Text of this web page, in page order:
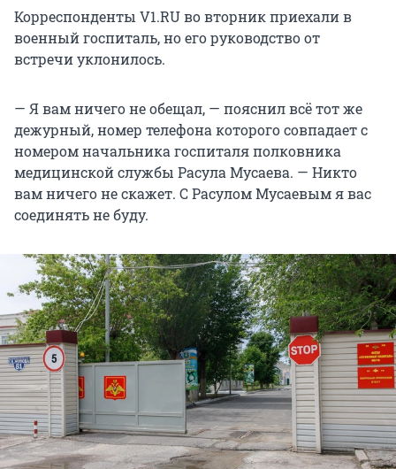
Корреспонденты V1.RU во вторник приехали в
военный госпиталь, но его руководство от
встречи уклонилось.
— Я вам ничего не обещал, — пояснил всё тот же
дежурный, номер телефона которого совпадает с
номером начальника госпиталя полковника
медицинской службы Расула Мусаева. — Никто
вам ничего не скажет. С Расулом Мусаевым я вас
соединять не буду.